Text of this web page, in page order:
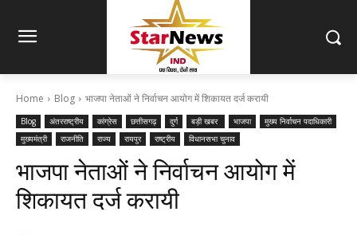
Home Blog भाजपा नेताओं ने निर्वाचन आयोग में शिकायत दर्ज करायी
Blog अंतरराष्ट्रीय कांग्रेस छत्तीसगढ़ दुर्ग बड़ी खबर भाजपा
मुख्य निर्वाचन पदाधिकारी
मुख्यमंत्री
राजनीति राज्य रायपुर राष्ट्रीय विधानसभा चुनाव
भाजपा नेताओं ने निर्वाचन आयोग में
शिकायत दर्ज करायी